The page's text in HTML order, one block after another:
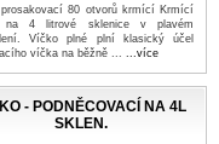
80 otvorů krmící Krmící
na 4 litrové sklenice v plavém
Víčko plné plní klasický účel
víčka na běžně ... ...více
- PODNĚCOVACÍ NA 4L
SKLEN.